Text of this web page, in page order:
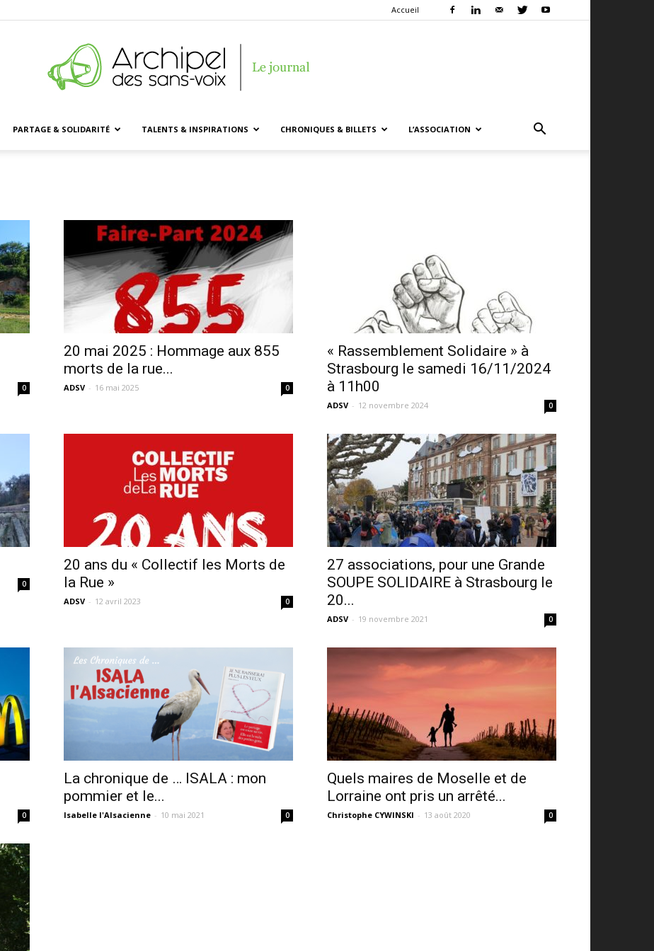
Accueil
des
sans-
PARTAGE & SOLIDARITÉ TALENTS & INSPIRATIONS CHRONIQUES & BILLETS L’ASSOCIATION
0
20 mai 2025 : Hommage aux 855
morts de la rue...
ADSV - 16 mai 2025 0
« Rassemblement Solidaire » à
Strasbourg le samedi 16/11/2024
à 11h00
ADSV - 12 novembre 2024 0
0
20 ans du « Collectif les Morts de
la Rue »
ADSV - 12 avril 2023 0
27 associations, pour une Grande
SOUPE SOLIDAIRE à Strasbourg le
20...
ADSV - 19 novembre 2021 0
0
La chronique de … ISALA : mon
pommier et le...
Isabelle l'Alsacienne - 10 mai 2021 0
Quels maires de Moselle et de
Lorraine ont pris un arrêté...
Christophe CYWINSKI - 13 août 2020 0